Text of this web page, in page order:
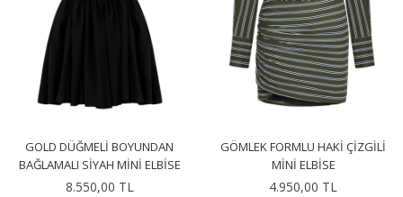
GOLD DÜĞMELI BOYUNDAN
BAĞLAMALI SIYAH MINI ELBISE
8.550,00 TL
GÖMLEK FORMLU HAKI ÇIZGILI
MINI ELBISE
4.950,00 TL